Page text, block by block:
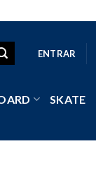
ENTRAR
SKATE